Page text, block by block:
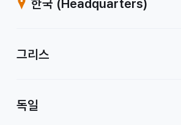
한국 (Headquarters)
그리스
독일